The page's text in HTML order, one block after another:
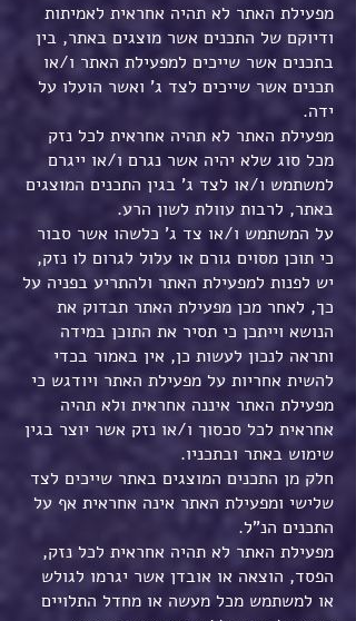
מפעילת האתר לא תהיה אחראית לאמיתות
ודיוקם של התכנים אשר מוצגים באתר, בין
בתכנים אשר שייכים למפעילת האתר ו/או
תכנים אשר שייכים לצד ג' ואשר הועלו על
ידה.
מפעילת האתר לא תהיה אחראית לכל נזק
מכל סוג שלא יהיה אשר נגרם ו/או ייגרם
למשתמש ו/או לצד ג' בגין התכנים המוצגים
באתר, לרבות עוולת לשון הרע.
על המשתמש ו/או צד ג' כלשהו אשר סבור
כי תוכן מסוים גורם או עלול לגרום לו נזק,
יש לפנות למפעילת האתר ולהתריע בפניה על
כך, לאחר מכן מפעילת האתר תבדוק את
הנושא וייתכן כי תסיר את התוכן במידה
ותראה לנכון לעשות כן, אין באמור בכדי
להשית אחריות על מפעילת האתר ויודגש כי
מפעילת האתר איננה אחראית ולא תהיה
אחראית לכל סכסוך ו/או נזק אשר יוצר בגין
שימוש באתר ובתכניו.
חלק מן התכנים המוצגים באתר שייכים לצד
שלישי ומפעילת האתר אינה אחראית אף על
התכנים הנ"ל.
מפעילת האתר לא תהיה אחראית לכל נזק,
הפסד, הוצאה או אובדן אשר יגרמו לגולש
או למשתמש מכל מעשה או מחדל התלויים